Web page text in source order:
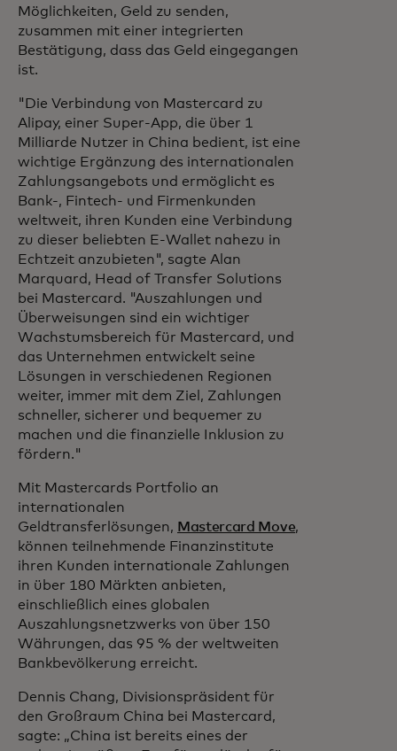
Möglichkeiten, Geld zu senden,
zusammen mit einer integrierten
Bestätigung, dass das Geld eingegangen
ist.
"Die Verbindung von Mastercard zu
Alipay, einer Super-App, die über 1
Milliarde Nutzer in China bedient, ist eine
wichtige Ergänzung des internationalen
Zahlungsangebots und ermöglicht es
Bank-, Fintech- und Firmenkunden
weltweit, ihren Kunden eine Verbindung
zu dieser beliebten E-Wallet nahezu in
Echtzeit anzubieten", sagte Alan
Marquard, Head of Transfer Solutions
bei Mastercard. "Auszahlungen und
Überweisungen sind ein wichtiger
Wachstumsbereich für Mastercard, und
das Unternehmen entwickelt seine
Lösungen in verschiedenen Regionen
weiter, immer mit dem Ziel, Zahlungen
schneller, sicherer und bequemer zu
machen und die finanzielle Inklusion zu
fördern."
Mit Mastercards Portfolio an
internationalen
Geldtransferlösungen, Mastercard Move,
können teilnehmende Finanzinstitute
ihren Kunden internationale Zahlungen
in über 180 Märkten anbieten,
einschließlich eines globalen
Auszahlungsnetzwerks von über 150
Währungen, das 95 % der weltweiten
Bankbevölkerung erreicht.
Dennis Chang, Divisionspräsident für
den Großraum China bei Mastercard,
sagte: „China ist bereits eines der